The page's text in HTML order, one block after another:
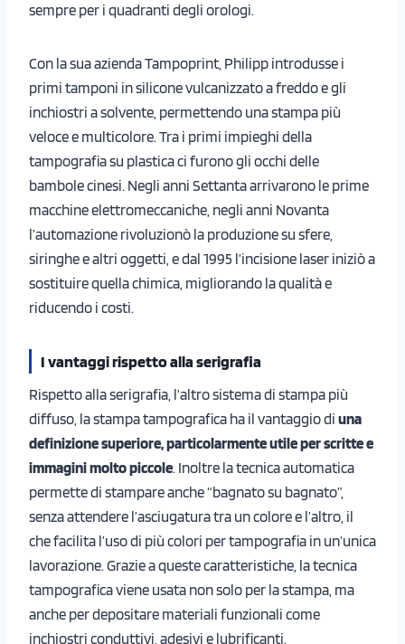
sempre per i quadranti degli orologi.
Con la sua azienda Tampoprint, Philipp introdusse i
primi tamponi in silicone vulcanizzato a freddo e gli
inchiostri a solvente, permettendo una stampa più
veloce e multicolore. Tra i primi impieghi della
tampografia su plastica ci furono gli occhi delle
bambole cinesi. Negli anni Settanta arrivarono le prime
macchine elettromeccaniche, negli anni Novanta
l’automazione rivoluzionò la produzione su sfere,
siringhe e altri oggetti, e dal 1995 l’incisione laser iniziò a
sostituire quella chimica, migliorando la qualità e
riducendo i costi.
I vantaggi rispetto alla serigrafia
Rispetto alla serigrafia, l’altro sistema di stampa più
diffuso, la stampa tampografica ha il vantaggio di una
definizione superiore, particolarmente utile per scritte e
immagini molto piccole. Inoltre la tecnica automatica
permette di stampare anche “bagnato su bagnato”,
senza attendere l’asciugatura tra un colore e l’altro, il
che facilita l’uso di più colori per tampografia in un’unica
lavorazione. Grazie a queste caratteristiche, la tecnica
tampografica viene usata non solo per la stampa, ma
anche per depositare materiali funzionali come
inchiostri conduttivi, adesivi e lubrificanti.